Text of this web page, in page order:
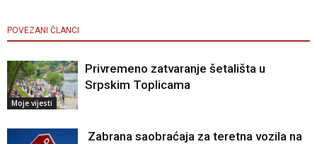
POVEZANI ČLANCI
Moje vijesti
Privremeno zatvaranje šetališta u
Srpskim Toplicama
Zabrana saobraćaja za teretna vozila na